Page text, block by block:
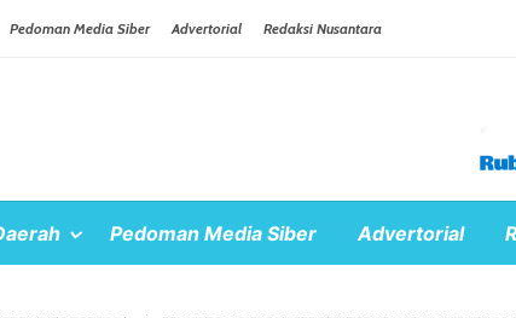
Pedoman Media Siber Advertorial Redaksi Nusantara
Pedoman Media Siber Advertorial